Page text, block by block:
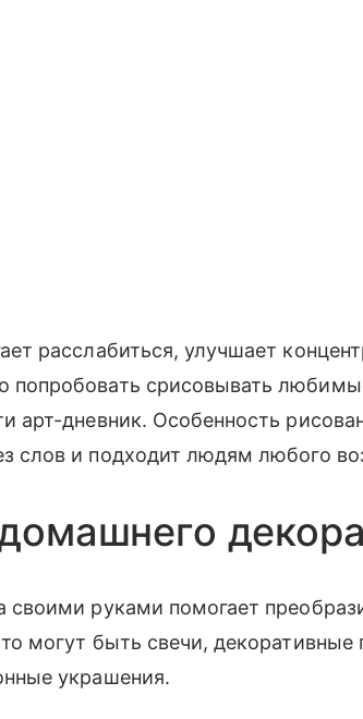
расслабиться, улучшает
срисовывать
арт-дневник. Особенность
слов и подходит людям любого
декора
своими руками помогает
могут быть свечи,
украшения.